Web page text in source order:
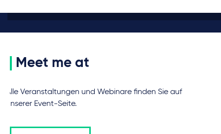
Meet me at
Alle Veranstaltungen und Webinare finden Sie auf
unserer Event-Seite.